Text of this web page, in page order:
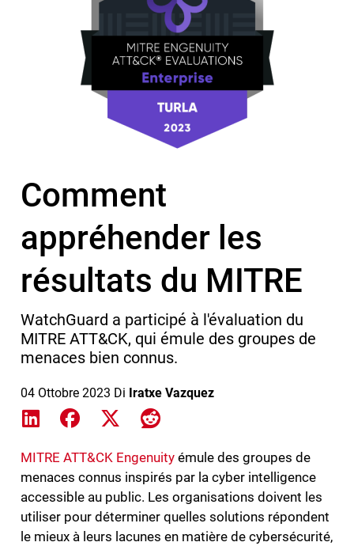
Comment
appréhender les
résultats du MITRE
WatchGuard a participé à l'évaluation du
MITRE ATT&CK, qui émule des groupes de
menaces bien connus.
04 Ottobre 2023 Di Iratxe Vazquez
Share on LinkedIn
Share on Facebook
Share on XShare on Reddit
MITRE ATT&CK Engenuityémule des groupes de
menaces connus inspirés par la cyber intelligence
accessible au public. Les organisations doivent les
utiliser pour déterminer quelles solutions répondent
le mieux à leurs lacunes en matière de cybersécurité,